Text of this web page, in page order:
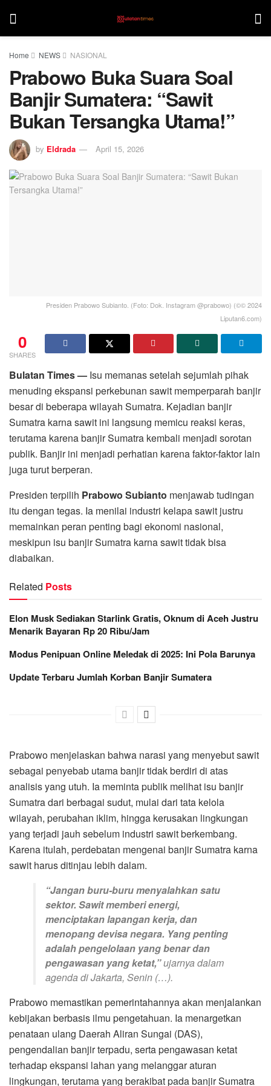
Home NEWS NASIONAL
Prabowo Buka Suara Soal
Banjir Sumatera: “Sawit
Bukan Tersangka Utama!”
by Eldrada April 15, 2026
Presiden Prabowo Subianto. (Foto: Dok. Instagram @prabowo) (©© 2024
Liputan6.com)
0
SHARES
Bulatan Times — Isu memanas setelah sejumlah pihak
menuding ekspansi perkebunan sawit memperparah banjir
besar di beberapa wilayah Sumatra. Kejadian banjir
Sumatra karna sawit ini langsung memicu reaksi keras,
terutama karena banjir Sumatra kembali menjadi sorotan
publik. Banjir ini menjadi perhatian karena faktor-faktor lain
juga turut berperan.
Presiden terpilih Prabowo Subianto menjawab tudingan
itu dengan tegas. Ia menilai industri kelapa sawit justru
memainkan peran penting bagi ekonomi nasional,
meskipun isu banjir Sumatra karna sawit tidak bisa
diabaikan.
Related Posts
Elon Musk Sediakan Starlink Gratis, Oknum di Aceh Justru
Menarik Bayaran Rp 20 Ribu/Jam
Modus Penipuan Online Meledak di 2025: Ini Pola Barunya
Update Terbaru Jumlah Korban Banjir Sumatera
Prabowo menjelaskan bahwa narasi yang menyebut sawit
sebagai penyebab utama banjir tidak berdiri di atas
analisis yang utuh. Ia meminta publik melihat isu banjir
Sumatra dari berbagai sudut, mulai dari tata kelola
wilayah, perubahan iklim, hingga kerusakan lingkungan
yang terjadi jauh sebelum industri sawit berkembang.
Karena itulah, perdebatan mengenai banjir Sumatra karna
sawit harus ditinjau lebih dalam.
“Jangan buru-buru menyalahkan satu
sektor. Sawit memberi energi,
menciptakan lapangan kerja, dan
menopang devisa negara. Yang penting
adalah pengelolaan yang benar dan
pengawasan yang ketat,”ujarnya dalam
agenda di Jakarta, Senin (…).
Prabowo memastikan pemerintahannya akan menjalankan
kebijakan berbasis ilmu pengetahuan. Ia menargetkan
penataan ulang Daerah Aliran Sungai (DAS),
pengendalian banjir terpadu, serta pengawasan ketat
terhadap ekspansi lahan yang melanggar aturan
lingkungan, terutama yang berakibat pada banjir Sumatra